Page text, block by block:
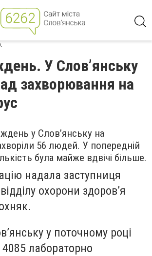
У Слов’янську
захворювання на
у Слов’янську на
56 людей. У попередній
була майже вдвічі більше.
надала заступниця
охорони здоров’я
у поточному році
лабораторно